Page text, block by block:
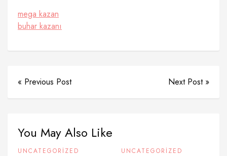
mega kazan
buhar kazanı
« Previous Post Next Post »
You May Also Like
UNCATEGORIZED UNCATEGORIZED